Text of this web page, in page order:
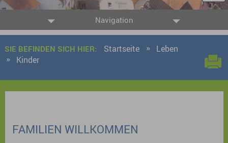
Navigation
SIE BEFINDEN SICH HIER: Startseite
Leben
Kinder
FAMILIEN WILLKOMMEN